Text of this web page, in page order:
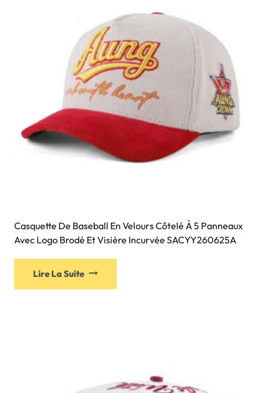
Casquette De Baseball En Velours Côtelé À 5 Panneaux
Avec Logo Brodé Et Visière Incurvée SACYY260625A
Lire La Suite